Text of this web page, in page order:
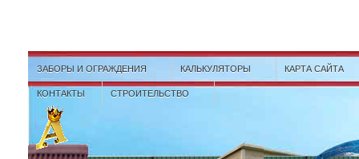
ЗАБОРЫ И ОГРАЖДЕНИЯ КАЛЬКУЛЯТОРЫ КАРТА САЙТА
КОНТАКТЫ СТРОИТЕЛЬСТВО